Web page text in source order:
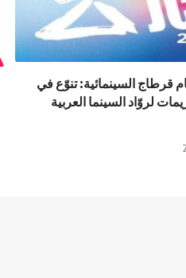
36 لأيام قرطاج السينمائية: تنوّع في
لروّاد السينما العربية